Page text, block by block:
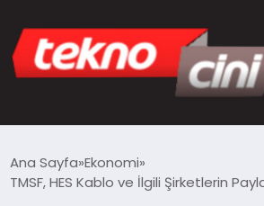
TEKNOLOJI
Ana Sayfa Ekonomi
TMSF, HES Kablo ve İlgili Şirketlerin